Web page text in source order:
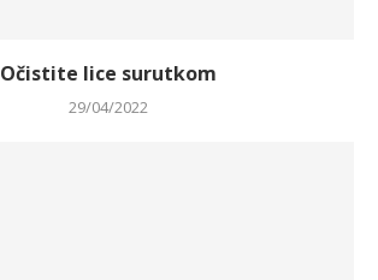
Očistite lice surutkom
29/04/2022